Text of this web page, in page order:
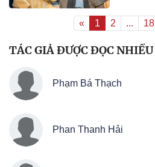
« 1 2 ... 18
TÁC GIẢ ĐƯỢC ĐỌC NHIỀU
Phạm Bá Thạch
Phan Thanh Hải